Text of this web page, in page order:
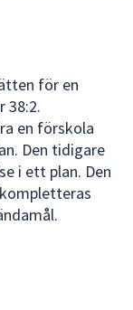
att
för en
38:2.
en förskola
Den tidigare
i ett plan. Den